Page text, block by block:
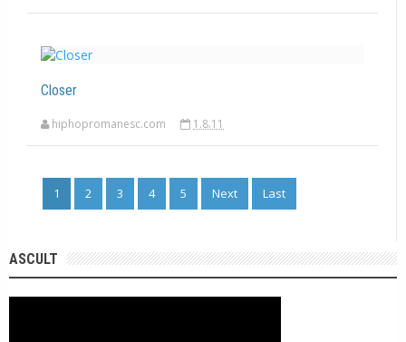
Closer
hiphopromanesc.com 1.8.11
1 2 3 4 5 Next Last
ASCULT